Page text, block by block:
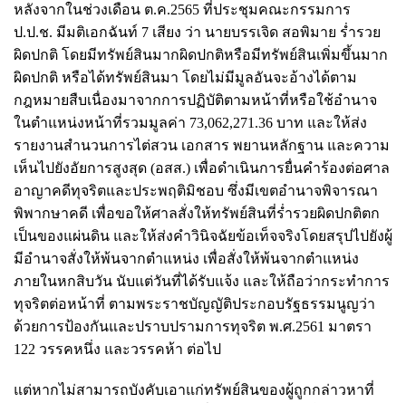
หลังจากในช่วงเดือน ต.ค.2565 ที่ประชุมคณะกรรมการ
ป.ป.ช. มีมติเอกฉันท์ 7 เสียง ว่า นายบรรเจิด สอพิมาย ร่ำรวย
ผิดปกติ โดยมีทรัพย์สินมากผิดปกติหรือมีทรัพย์สินเพิ่มขึ้นมาก
ผิดปกติ หรือได้ทรัพย์สินมา โดยไม่มีมูลอันจะอ้างได้ตาม
กฎหมายสืบเนื่องมาจากการปฏิบัติตามหน้าที่หรือใช้อำนาจ
ในตำแหน่งหน้าที่รวมมูลค่า 73,062,271.36 บาท และให้ส่ง
รายงานสำนวนการไต่สวน เอกสาร พยานหลักฐาน และความ
เห็นไปยังอัยการสูงสุด (อสส.) เพื่อดำเนินการยื่นคำร้องต่อศาล
อาญาคดีทุจริตและประพฤติมิชอบ ซึ่งมีเขตอำนาจพิจารณา
พิพากษาคดี เพื่อขอให้ศาลสั่งให้ทรัพย์สินที่ร่ำรวยผิดปกติตก
เป็นของแผ่นดิน และให้ส่งคำวินิจฉัยข้อเท็จจริงโดยสรุปไปยังผู้
มีอำนาจสั่งให้พ้นจากตำแหน่ง เพื่อสั่งให้พ้นจากตำแหน่ง
ภายในหกสิบวัน นับแต่วันที่ได้รับแจ้ง และให้ถือว่ากระทำการ
ทุจริตต่อหน้าที่ ตามพระราชบัญญัติประกอบรัฐธรรมนูญว่า
ด้วยการป้องกันและปราบปรามการทุจริต พ.ศ.2561 มาตรา
122 วรรคหนึ่ง และวรรคห้า ต่อไป
แต่หากไม่สามารถบังคับเอาแก่ทรัพย์สินของผู้ถูกกล่าวหาที่